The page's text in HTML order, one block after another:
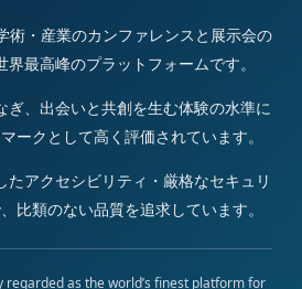
・産業のカンファレンスと展示会の
最高峰のプラットフォームです。
ぎ、出会いと共創を生む体験の水準に
ークとして高く評価されています。
たアクセシビリティ・厳格なセキュリ
比類のない品質を追求しています。
regarded as the world’s finest platform for